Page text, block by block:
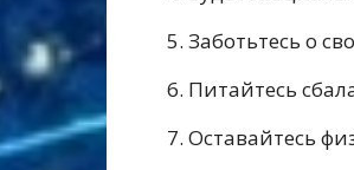
Заботьтесь о
Питайтесь
Оставайтесь